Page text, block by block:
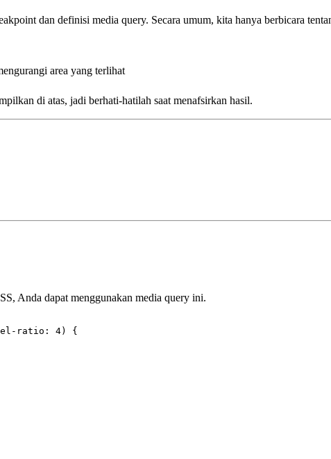
dan definisi media query. Secara umum, kita hanya berbicara
area yang terlihat
di atas, jadi berhati-hatilah saat menafsirkan hasil.
Anda dapat menggunakan media query ini.
ratio: 4) {